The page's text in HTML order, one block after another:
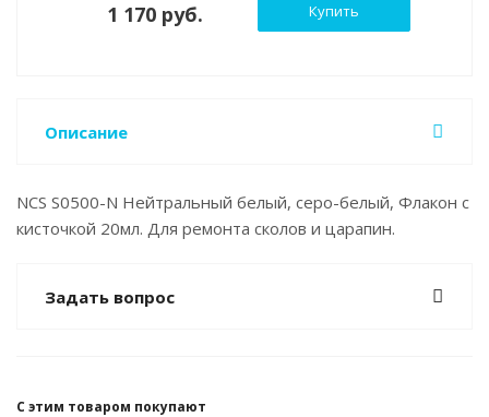
1 170 руб. Купить
Описание
NCS S0500-N Нейтральный белый, серо-белый, Флакон с
кисточкой 20мл. Для ремонта сколов и царапин.
Задать вопрос
С этим товаром покупают